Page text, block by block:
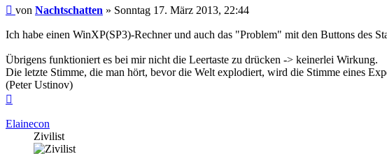
Beitrag
von Nachtschatten » Sonntag 17. März 2013, 22:44
Ich habe einen WinXP(SP3)-Rechner und auch das "Problem" mit den Buttons des
Übrigens funktioniert es bei mir nicht die Leertaste zu drücken -> keinerlei Wirkung.
Die letzte Stimme, die man hört, bevor die Welt explodiert, wird die Stimme eines
(Peter Ustinov)
Elainecon
Zivilist